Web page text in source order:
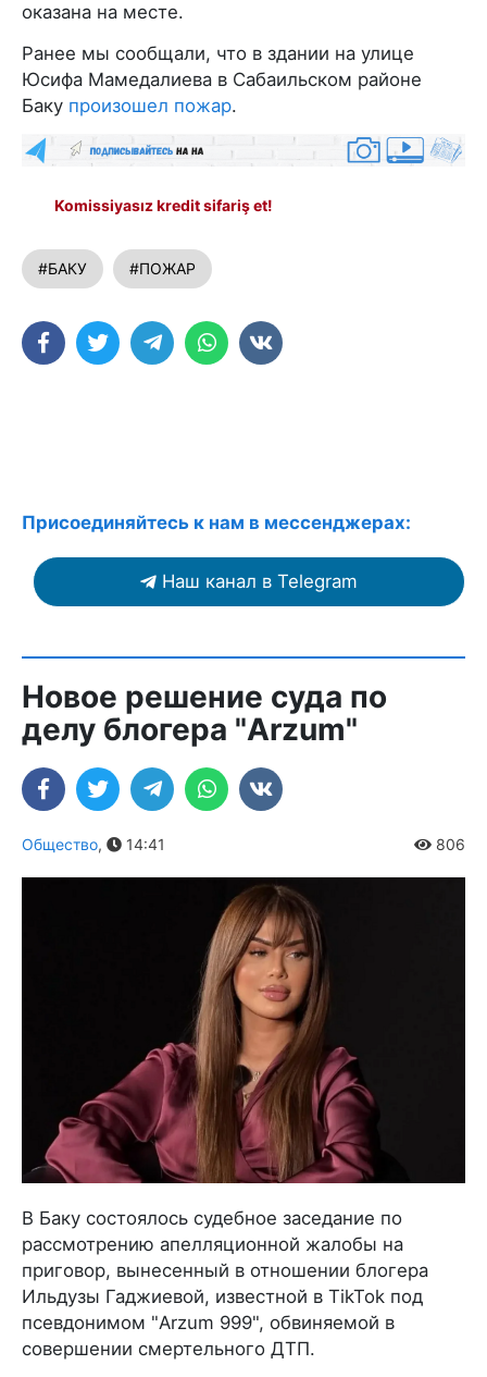
оказана на месте.
Ранее мы сообщали, что в здании на улице
Юсифа Мамедалиева в Сабаильском районе
Баку произошел пожар.
Komissiyasız kredit sifariş et!
#БАКУ #ПОЖАР
Присоединяйтесь к нам в мессенджерах:
Наш канал в Telegram
Новое решение суда по
делу блогера "Arzum"
Общество, 14:41 806
В Баку состоялось судебное заседание по
рассмотрению апелляционной жалобы на
приговор, вынесенный в отношении блогера
Ильдузы Гаджиевой, известной в TikTok под
псевдонимом "Arzum 999", обвиняемой в
совершении смертельного ДТП.